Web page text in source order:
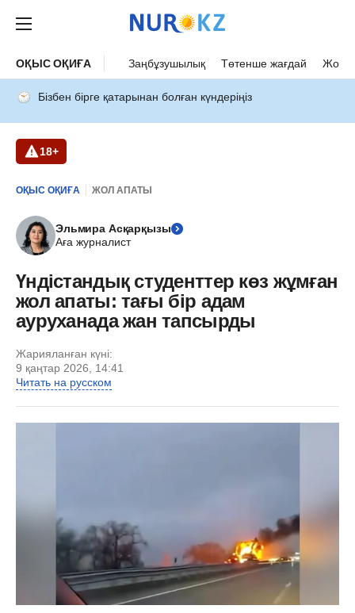
ОҚЫС ОҚИҒА Заңбұзушылық Төтенше жағдай Жол
Бізбен бірге қатарынан болған күндеріңіз
18+
ОҚЫС ОҚИҒА ЖОЛ АПАТЫ
Эльмира Асқарқызы
Аға журналист
Үндістандық студенттер көз жұмған
жол апаты: тағы бір адам
ауруханада жан тапсырды
Жарияланған күні:
9 қаңтар 2026, 14:41
Читать на русском